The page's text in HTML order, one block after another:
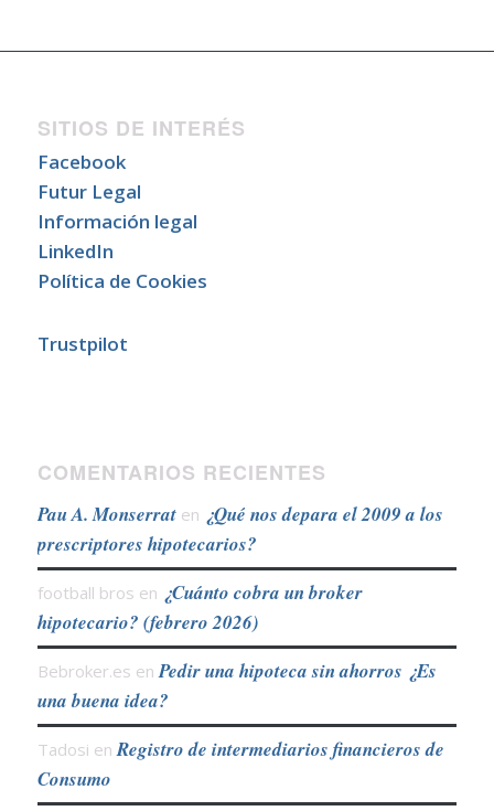
SITIOS DE INTERÉS
Facebook
Futur Legal
Información legal
LinkedIn
Política de Cookies
Trustpilot
COMENTARIOS RECIENTES
Pau A. Monserraten ¿Qué nos depara el 2009 a los
prescriptores hipotecarios?
football bros en ¿Cuánto cobra un broker
hipotecario? (febrero 2026)
Bebroker.es enPedir una hipoteca sin ahorros ¿Es
una buena idea?
Tadosi enRegistro de intermediarios financieros de
Consumo